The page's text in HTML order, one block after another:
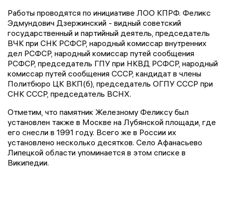
Работы проводятся по инициативе ЛОО КПРФ. Феликс
Эдмундович Дзержинский - видный советский
государственный и партийный деятель, председатель
ВЧК при СНК РСФСР, народный комиссар внутренних
дел РСФСР, народный комиссар путей сообщения
РСФСР, председатель ГПУ при НКВД РСФСР, народный
комиссар путей сообщения СССР, кандидат в члены
Политбюро ЦК ВКП(б), председатель ОГПУ СССР при
СНК СССР, председатель ВСНХ.
Отметим, что памятник Железному Феликсу был
установлен также в Москве на Лубянской площади, где
его снесли в 1991 году. Всего же в России их
установлено несколько десятков. Село Афанасьево
Липецкой области упоминается в этом списке в
Википедии.